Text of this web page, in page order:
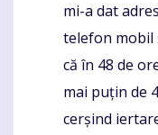
mi-a dat
telefon mobil
că în 48 de
mai puțin de
cerșind